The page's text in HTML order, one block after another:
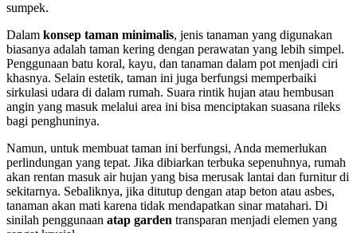
sumpek.
Dalam konsep taman minimalis, jenis tanaman yang digunakan
biasanya adalah taman kering dengan perawatan yang lebih simpel.
Penggunaan batu koral, kayu, dan tanaman dalam pot menjadi ciri
khasnya. Selain estetik, taman ini juga berfungsi memperbaiki
sirkulasi udara di dalam rumah. Suara rintik hujan atau hembusan
angin yang masuk melalui area ini bisa menciptakan suasana rileks
bagi penghuninya.
Namun, untuk membuat taman ini berfungsi, Anda memerlukan
perlindungan yang tepat. Jika dibiarkan terbuka sepenuhnya, rumah
akan rentan masuk air hujan yang bisa merusak lantai dan furnitur di
sekitarnya. Sebaliknya, jika ditutup dengan atap beton atau asbes,
tanaman akan mati karena tidak mendapatkan sinar matahari. Di
sinilah penggunaan atap garden transparan menjadi elemen yang